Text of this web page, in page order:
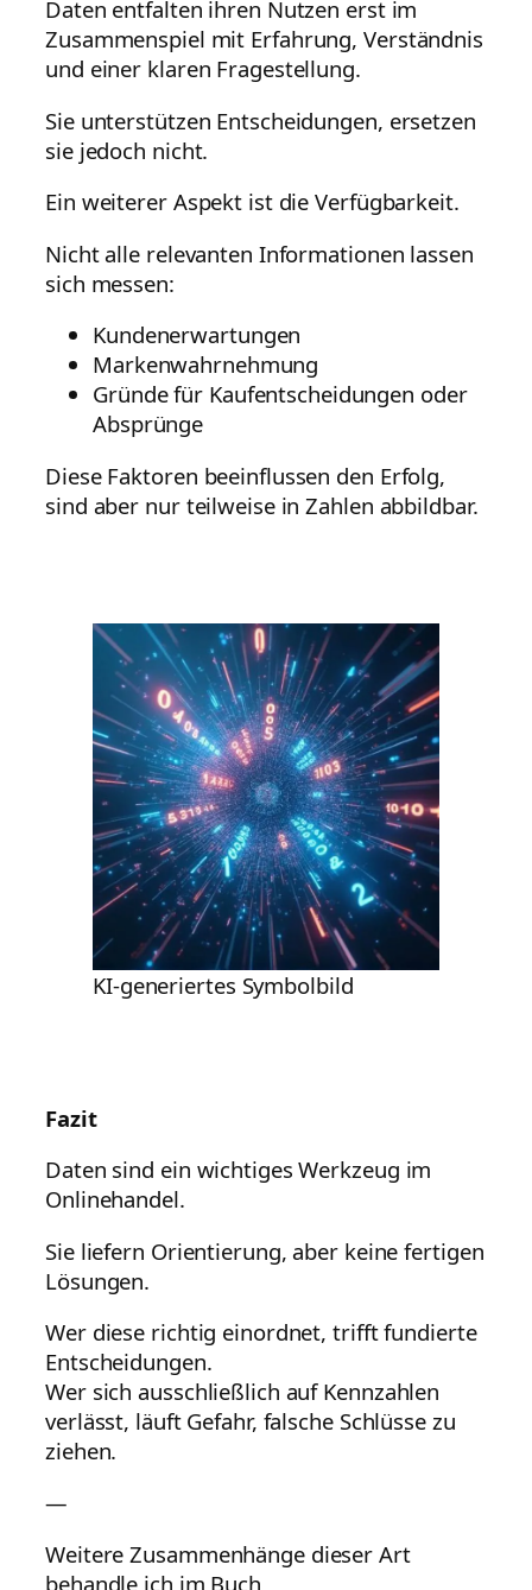
Daten entfalten ihren Nutzen erst im
Zusammenspiel mit Erfahrung, Verständnis
und einer klaren Fragestellung.
Sie unterstützen Entscheidungen, ersetzen
sie jedoch nicht.
Ein weiterer Aspekt ist die Verfügbarkeit.
Nicht alle relevanten Informationen lassen
sich messen:
Kundenerwartungen
Markenwahrnehmung
Gründe für Kaufentscheidungen oder
Absprünge
Diese Faktoren beeinflussen den Erfolg,
sind aber nur teilweise in Zahlen abbildbar.
KI-generiertes Symbolbild
Fazit
Daten sind ein wichtiges Werkzeug im
Onlinehandel.
Sie liefern Orientierung, aber keine fertigen
Lösungen.
Wer diese richtig einordnet, trifft fundierte
Entscheidungen.
Wer sich ausschließlich auf Kennzahlen
verlässt, läuft Gefahr, falsche Schlüsse zu
ziehen.
—
Weitere Zusammenhänge dieser Art
behandle ich im Buch